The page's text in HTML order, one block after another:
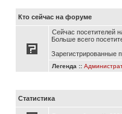
Кто сейчас на форуме
Сейчас посетителей
Больше всего
Зарегистрированные
Легенда ::
Статистика